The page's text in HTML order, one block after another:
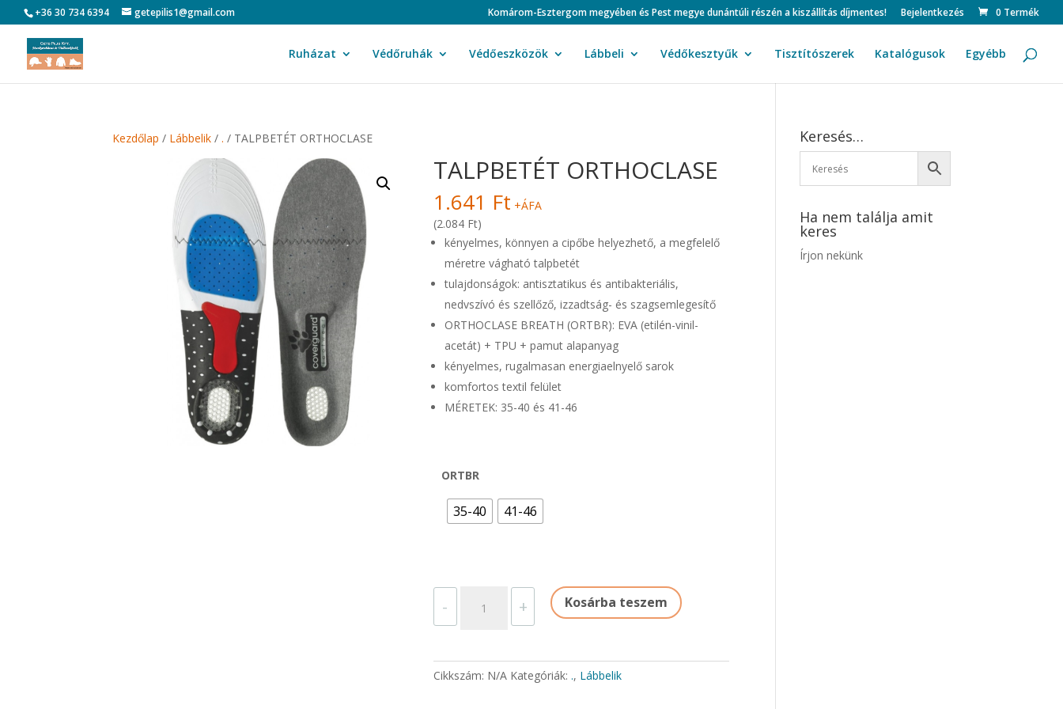
+36 30 734 6394 getepilis1@gmail.com Komárom-Esztergom megyében és Pest megye dunántúli részén a kiszállítás díjmentes! Bejelentkezés 0 Termék
Ruházat Védőruhák Védőeszközök Lábbeli Védőkesztyűk Tisztítószerek Katalógusok Egyébb
Kezdőlap / Lábbelik / . / TALPBETÉT ORTHOCLASE
TALPBETÉT ORTHOCLASE
1.641 Ft +ÁFA
(2.084 Ft)
kényelmes, könnyen a cipőbe helyezhető, a megfelelő
méretre vágható talpbetét
tulajdonságok: antisztatikus és antibakteriális,
nedvszívó és szellőző, izzadtság- és szagsemlegesítő
ORTHOCLASE BREATH (ORTBR): EVA (etilén-vinil-
acetát) + TPU + pamut alapanyag
kényelmes, rugalmasan energiaelnyelő sarok
komfortos textil felület
MÉRETEK: 35-40 és 41-46
ORTBR
35-40 41-46
-
ORTHOCLASE
mennyiség
+ Kosárba teszem
Cikkszám: N/A Kategóriák: ., Lábbelik
Keresés…
Ha nem találja amit
keres
Írjon nekünk